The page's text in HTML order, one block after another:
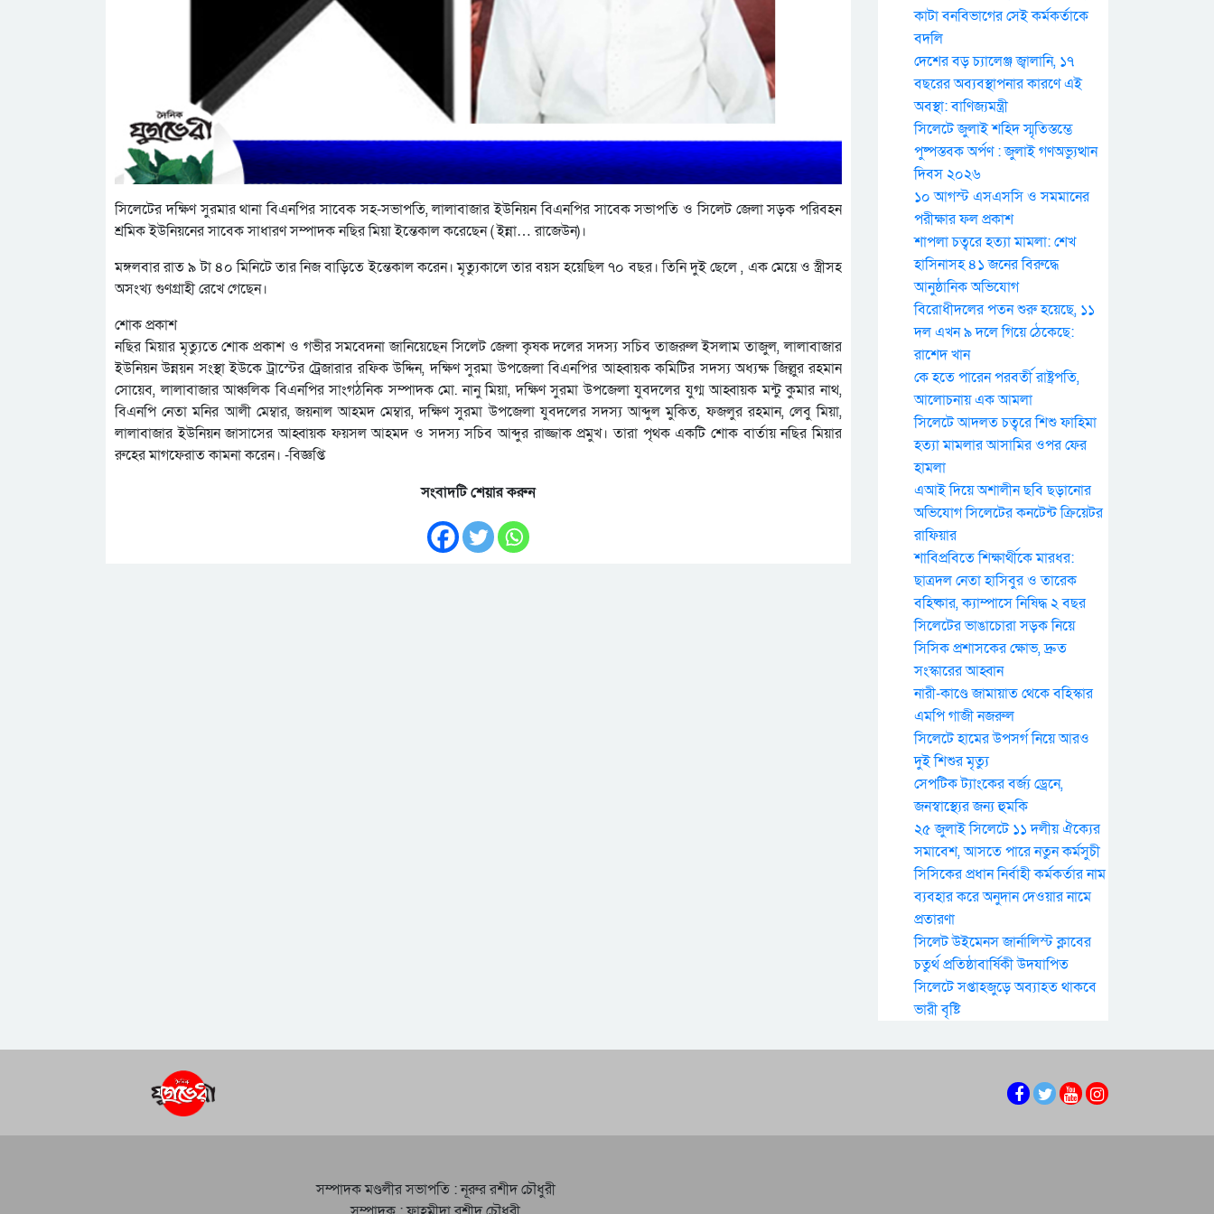
সিলেটের দক্ষিণ সুরমার থানা বিএনপির সাবেক সহ-সভাপতি, লালাবাজার ইউনিয়ন বিএনপির সাবেক সভাপতি ও সিলেট জেলা সড়ক পরিবহন
শ্রমিক ইউনিয়নের সাবেক সাধারণ সম্পাদক নছির মিয়া ইন্তেকাল করেছেন ( ইন্না… রাজেউন)।
মঙ্গলবার রাত ৯ টা ৪০ মিনিটে তার নিজ বাড়িতে ইন্তেকাল করেন। মৃত্যুকালে তার বয়স হয়েছিল ৭০ বছর। তিনি দুই ছেলে , এক মেয়ে ও স্ত্রীসহ
অসংখ্য গুণগ্রাহী রেখে গেছেন।
শোক প্রকাশ
নছির মিয়ার মৃত্যুতে শোক প্রকাশ ও গভীর সমবেদনা জানিয়েছেন সিলেট জেলা কৃষক দলের সদস্য সচিব তাজরুল ইসলাম তাজুল, লালাবাজার
ইউনিয়ন উন্নয়ন সংস্থা ইউকে ট্রাস্টের ট্রেজারার রফিক উদ্দিন, দক্ষিণ সুরমা উপজেলা বিএনপির আহ্বায়ক কমিটির সদস্য অধ্যক্ষ জিল্লুর রহমান
সোয়েব, লালাবাজার আঞ্চলিক বিএনপির সাংগঠনিক সম্পাদক মো. নানু মিয়া, দক্ষিণ সুরমা উপজেলা যুবদলের যুগ্ম আহ্বায়ক মন্টু কুমার নাথ,
বিএনপি নেতা মনির আলী মেম্বার, জয়নাল আহমদ মেম্বার, দক্ষিণ সুরমা উপজেলা যুবদলের সদস্য আব্দুল মুকিত, ফজলুর রহমান, লেবু মিয়া,
লালাবাজার ইউনিয়ন জাসাসের আহ্বায়ক ফয়সল আহমদ ও সদস্য সচিব আব্দুর রাজ্জাক প্রমুখ। তারা পৃথক একটি শোক বার্তায় নছির মিয়ার
রুহের মাগফেরাত কামনা করেন। -বিজ্ঞপ্তি
সংবাদটি শেয়ার করুন
কাটা বনবিভাগের সেই কর্মকর্তাকে
বদলি
দেশের বড় চ্যালেঞ্জ জ্বালানি, ১৭
বছরের অব্যবস্থাপনার কারণে এই
অবস্থা: বাণিজ্যমন্ত্রী
সিলেটে জুলাই শহিদ স্মৃতিস্তম্ভে
পুষ্পস্তবক অর্পণ : জুলাই গণঅভ্যুত্থান
দিবস ২০২৬
১০ আগস্ট এসএসসি ও সমমানের
পরীক্ষার ফল প্রকাশ
শাপলা চত্বরে হত্যা মামলা: শেখ
হাসিনাসহ ৪১ জনের বিরুদ্ধে
আনুষ্ঠানিক অভিযোগ
বিরোধীদলের পতন শুরু হয়েছে, ১১
দল এখন ৯ দলে গিয়ে ঠেকেছে:
রাশেদ খান
কে হতে পারেন পরবর্তী রাষ্ট্রপতি,
আলোচনায় এক আমলা
সিলেটে আদলত চত্বরে শিশু ফাহিমা
হত্যা মামলার আসামির ওপর ফের
হামলা
এআই দিয়ে অশালীন ছবি ছড়ানোর
অভিযোগ সিলেটের কনটেন্ট ক্রিয়েটর
রাফিয়ার
শাবিপ্রবিতে শিক্ষার্থীকে মারধর:
ছাত্রদল নেতা হাসিবুর ও তারেক
বহিষ্কার, ক্যাম্পাসে নিষিদ্ধ ২ বছর
সিলেটের ভাঙাচোরা সড়ক নিয়ে
সিসিক প্রশাসকের ক্ষোভ, দ্রুত
সংস্কারের আহ্বান
নারী-কাণ্ডে জামায়াত থেকে বহিস্কার
এমপি গাজী নজরুল
সিলেটে হামের উপসর্গ নিয়ে আরও
দুই শিশুর মৃত্যু
সেপটিক ট্যাংকের বর্জ্য ড্রেনে,
জনস্বাস্থ্যের জন্য হুমকি
২৫ জুলাই সিলেটে ১১ দলীয় ঐক্যের
সমাবেশ, আসতে পারে নতুন কর্মসুচী
সিসিকের প্রধান নির্বাহী কর্মকর্তার নাম
ব্যবহার করে অনুদান দেওয়ার নামে
প্রতারণা
সিলেট উইমেনস জার্নালিস্ট ক্লাবের
চতুর্থ প্রতিষ্ঠাবার্ষিকী উদযাপিত
সিলেটে সপ্তাহজুড়ে অব্যাহত থাকবে
ভারী বৃষ্টি
সম্পাদক মণ্ডলীর সভাপতি : নূরুর রশীদ চৌধুরী